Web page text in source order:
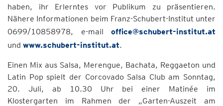
haben, ihr Erlerntes vor Publikum zu präsentieren.
Nähere Informationen beim Franz-Schubert-Institut unter
0699/10858978, e-mail office@schubert-institut.at
und www.schubert-institut.at.
Einen Mix aus Salsa, Merengue, Bachata, Reggaeton und
Latin Pop spielt der Corcovado Salsa Club am Sonntag,
20. Juli, ab 10.30 Uhr bei einer Matinée im
Klostergarten im Rahmen der „Garten-Auszeit am